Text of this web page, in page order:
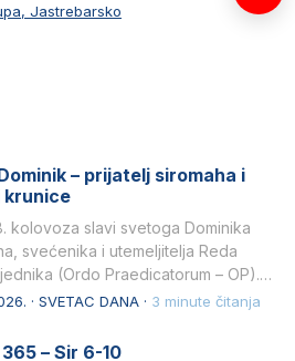
Jastrebarsko
– prijatelj siromaha i
kolovoza slavi svetoga Dominika
svećenika i utemeljitelja Reda
(Ordo Praedicatorum – OP).
dubokom ljubavlju prema
· SVETAC DANA · 3 minute čitanja
– Sir 6-10